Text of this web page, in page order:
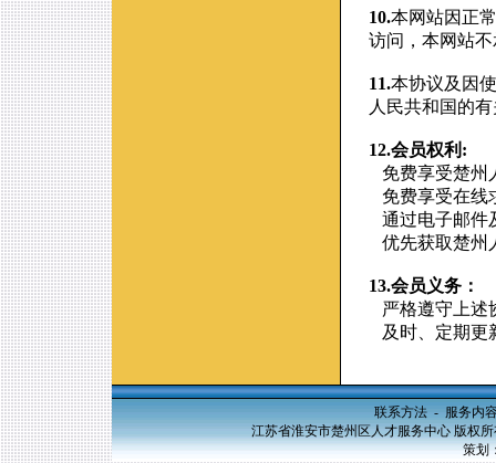
10.本网站因正
访问，本网站
11.本协议及因
人民共和国的
12.会员权利:
免费享受楚州
免费享受在线
通过电子邮件
优先获取楚州
13.会员义务：
严格遵守上述
及时、定期更
联系方法- 服务内
江苏省淮安市楚州区人才服务中心 版权
策划